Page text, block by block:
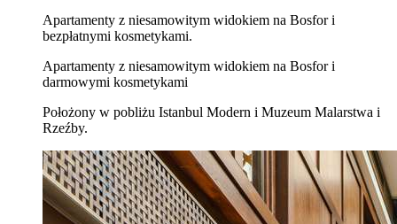
Apartamenty z niesamowitym widokiem na Bosfor i
bezpłatnymi kosmetykami.
Apartamenty z niesamowitym widokiem na Bosfor i
darmowymi kosmetykami
Położony w pobliżu Istanbul Modern i Muzeum Malarstwa i
Rzeźby.